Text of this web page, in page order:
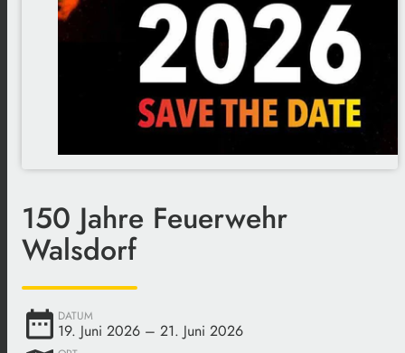
150 Jahre Feuerwehr
Walsdorf
date_range DATUM
19. Juni 2026 – 21. Juni 2026